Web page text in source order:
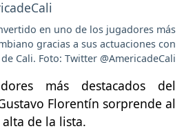
en uno de los jugadores más
gracias a sus actuaciones con
Cali. Foto: Twitter @AmericadeCali
más destacados del
Florentín sorprende al
de la lista.